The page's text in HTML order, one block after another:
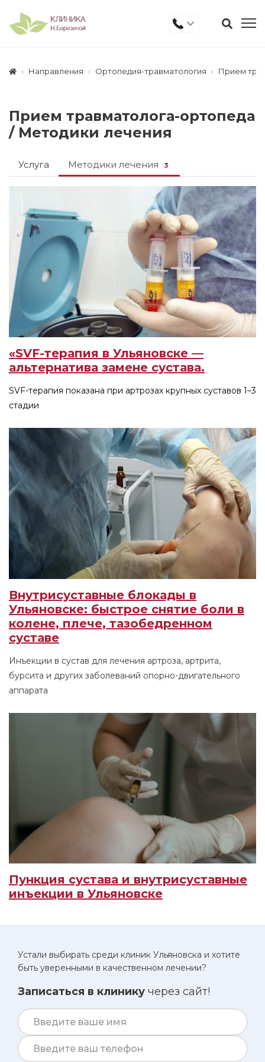
Направления Ортопедия-травматология Прием
Прием травматолога-ортопеда
/ Методики лечения
Услуга Методики лечения 3
«SVF-терапия в Ульяновске —
альтернатива замене сустава.
SVF-терапия показана при артрозах крупных суставов 1–3
стадии
Внутрисуставные блокады в
Ульяновске: быстрое снятие боли в
колене, плече, тазобедренном
суставе
Инъекции в сустав для лечения артроза, артрита,
бурсита и других заболеваний опорно-двигательного
аппарата
Пункция сустава и внутрисуставные
инъекции в Ульяновске
Устали выбирать среди клиник Ульяновска и хотите
быть уверенными в качественном лечении?
Записаться в клинику через сайт!